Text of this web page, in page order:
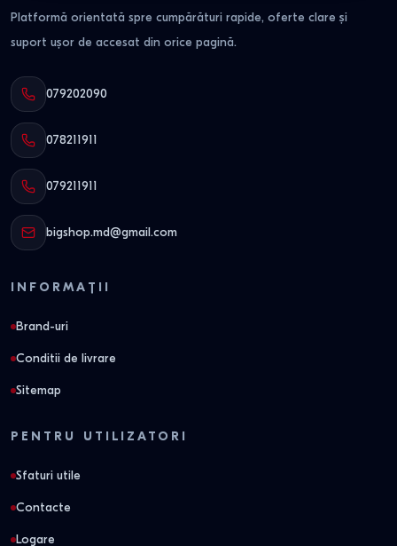
Platformă orientată spre cumpărături rapide, oferte clare și
suport ușor de accesat din orice pagină.
079202090
078211911
079211911
bigshop.md@gmail.com
INFORMAȚII
Brand-uri
Conditii de livrare
Sitemap
PENTRU UTILIZATORI
Sfaturi utile
Contacte
Logare